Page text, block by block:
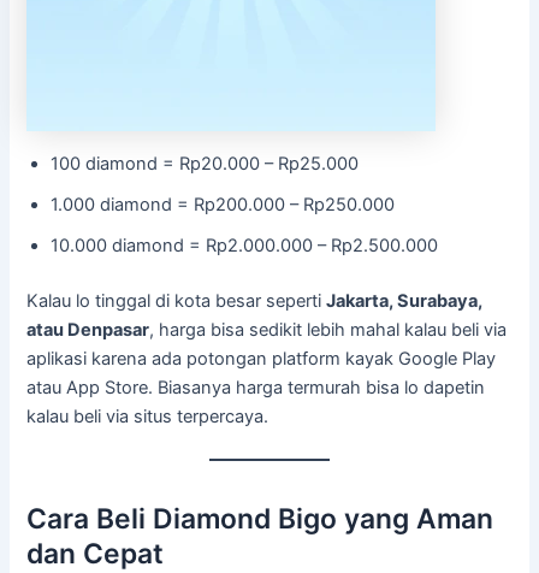
100 diamond = Rp20.000 – Rp25.000
1.000 diamond = Rp200.000 – Rp250.000
10.000 diamond = Rp2.000.000 – Rp2.500.000
Kalau lo tinggal di kota besar sepertiJakarta, Surabaya,
atau Denpasar, harga bisa sedikit lebih mahal kalau beli via
aplikasi karena ada potongan platform kayak Google Play
atau App Store. Biasanya harga termurah bisa lo dapetin
kalau beli via situs terpercaya.
Cara Beli Diamond Bigo yang Aman
dan Cepat